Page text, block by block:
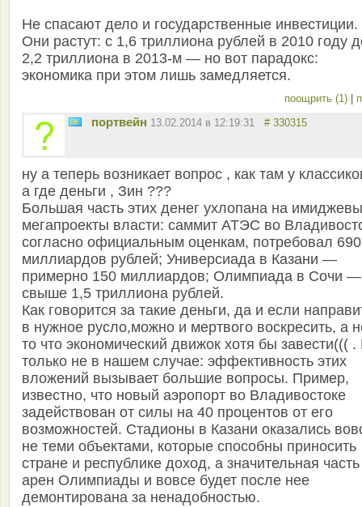
Не спасают дело и государственные инвестиции.
Они растут: с 1,6 триллиона рублей в 2010 году
2,2 триллиона в 2013-м — но вот парадокс:
экономика при этом лишь замедляется.
поощрить (1)
портвейн 13.02.2014 в 12:19:31 # 330315
ну а теперь возникает вопрос , как там у
а где деньги , Зин ???
Большая часть этих денег ухлопана на
мегапроекты власти: саммит АТЭС во
согласно официальным оценкам, потребовал 690
миллиардов рублей; Универсиада в Казани —
примерно 150 миллиардов; Олимпиада в Сочи —
свыше 1,5 триллиона рублей.
Как говорится за такие деньги, да и если
в нужное русло,можно и мертвого воскресить, а
то что экономический движок хотя бы завести(((
только не в нашем случае: эффективность этих
вложений вызывает большие вопросы. Пример,
известно, что новый аэропорт во Владивостоке
задействован от силы на 40 процентов от его
возможностей. Стадионы в Казани оказались
не теми объектами, которые способны приносить
стране и республике доход, а значительная часть
арен Олимпиады и вовсе будет после нее
демонтирована за ненадобностью.